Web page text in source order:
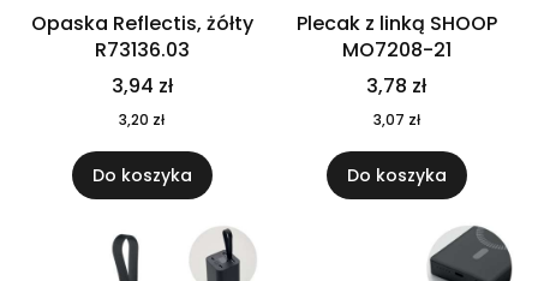
Opaska Reflectis, żółty
R73136.03
3,94 zł
3,20 zł
Do koszyka
Plecak z linką SHOOP
MO7208-21
3,78 zł
3,07 zł
Do koszyka